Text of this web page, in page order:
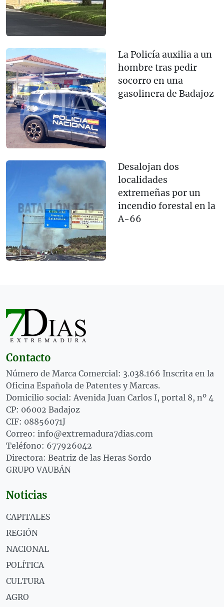
La Policía auxilia a un
hombre tras pedir
socorro en una
gasolinera de Badajoz
Desalojan dos
localidades
extremeñas por un
incendio forestal en la
A-66
Contacto
Número de Marca Comercial: 3.038.166 Inscrita en la
Oficina Española de Patentes y Marcas.
Domicilio social: Avenida Juan Carlos I, portal 8, nº 4
CP: 06002 Badajoz
CIF: 08856071J
Correo: info@extremadura7dias.com
Teléfono: 677926042
Directora: Beatriz de las Heras Sordo
GRUPO VAUBÁN
Noticias
CAPITALES
REGIÓN
NACIONAL
POLÍTICA
CULTURA
AGRO